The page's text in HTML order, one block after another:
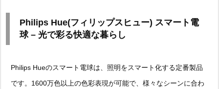
Philips Hue(フィリップスヒュー) スマート電
球 – 光で彩る快適な暮らし
Philips Hueのスマート電球は、照明をスマート化する定番製品
です。1600万色以上の色彩表現が可能で、様々なシーンに合わ